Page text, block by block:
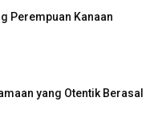
Perempuan Kanaan
yang Otentik Berasal